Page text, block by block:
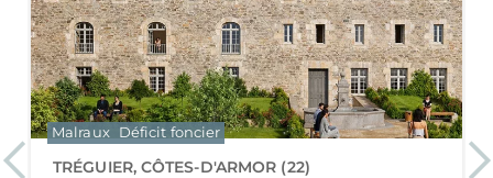
PreviousDINAN, CÔTES-D'ARMOR (22)
Denormandie Déficit foncier